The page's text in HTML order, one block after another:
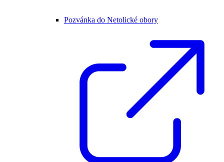
Pozvánka do Netolické obory